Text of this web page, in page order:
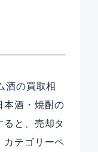
酒の買取相
本酒・焼酎の
と、売却タ
カテゴリーペ